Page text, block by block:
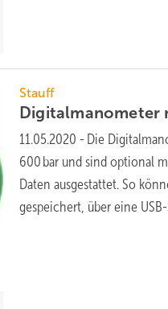
Stauff
Digitalmanometer
11.05.2020 - Die
600 bar und sind optional
Daten ausgestattet. So
gespeichert, über eine